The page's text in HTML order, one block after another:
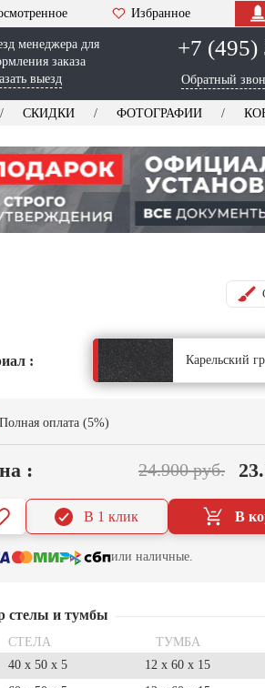
Избранное
менеджера для
заказа
выезд
+7 (495)
Обратный
СКИДКИ ФОТОГРАФИИ
: Карельский
Полная оплата (5%)
: 24.900 руб.
В
В 1 клик
или наличные.
стелы и тумбы
СТЕЛА ТУМБА
40 x 50 x 5
12 x 60 x 15